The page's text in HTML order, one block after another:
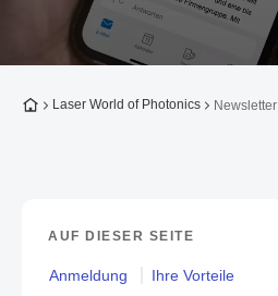
Zur Startseite
Laser World of Photonics Newsletter
AUF DIESER SEITE
Anmeldung Ihre Vorteile